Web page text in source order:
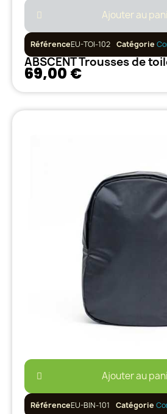
Ajouter au
RéférenceEU-TOI-102 Catégorie
69,00 €
Ajouter au
RéférenceEU-BIN-101 Catégorie